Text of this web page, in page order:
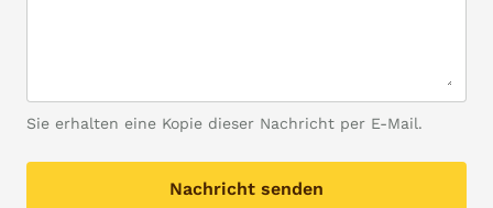
Sie erhalten eine Kopie dieser Nachricht per E-Mail.
Nachricht senden